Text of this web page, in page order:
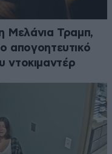
Μελάνια Τραμπ,
απογοητευτικό
ντοκιμαντέρ